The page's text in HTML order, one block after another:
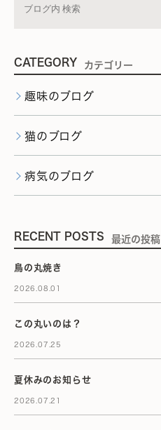
CATEGORY カテゴリー
趣味のブログ
猫のブログ
病気のブログ
RECENT POSTS 最近の投稿
鳥の丸焼き
2026.08.01
この丸いのは？
2026.07.25
夏休みのお知らせ
2026.07.21